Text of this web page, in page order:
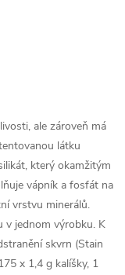
ale zároveň má
látku
který okamžitým
vápník a fosfát na
vrstvu minerálů.
v jednom výrobku. K
skvrn (Stain
x 1,4 g kalíšky, 1